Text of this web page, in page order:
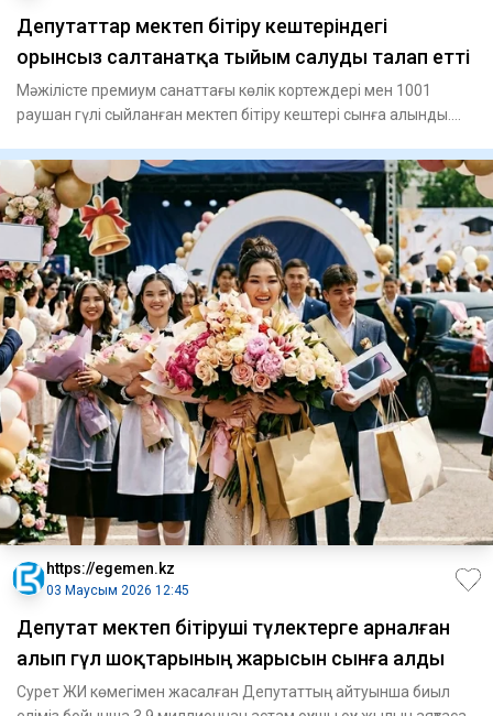
Депутаттар мектеп бітіру кештеріндегі
орынсыз салтанатқа тыйым салуды талап етті
Мәжілісте премиум санаттағы көлік кортеждері мен 1001
раушан гүлі сыйланған мектеп бітіру кештері сынға алынды.
https://egemen.kz
03 Маусым 2026 12:45
Депутат мектеп бітіруші түлектерге арналған
алып гүл шоқтарының жарысын сынға алды
Сурет ЖИ көмегімен жасалған Депутаттың айтуынша биыл